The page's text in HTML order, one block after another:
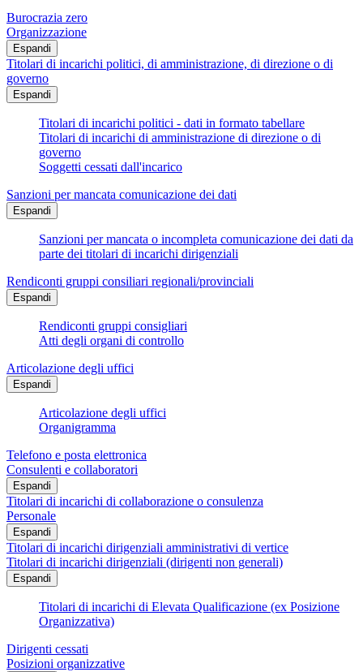
Burocrazia zero
Organizzazione
Espandi
Titolari di incarichi politici, di amministrazione, di direzione o di
governo
Espandi
Titolari di incarichi politici - dati in formato tabellare
Titolari di incarichi di amministrazione di direzione o di
governo
Soggetti cessati dall'incarico
Sanzioni per mancata comunicazione dei dati
Espandi
Sanzioni per mancata o incompleta comunicazione dei dati da
parte dei titolari di incarichi dirigenziali
Rendiconti gruppi consiliari regionali/provinciali
Espandi
Rendiconti gruppi consigliari
Atti degli organi di controllo
Articolazione degli uffici
Espandi
Articolazione degli uffici
Organigramma
Telefono e posta elettronica
Consulenti e collaboratori
Espandi
Titolari di incarichi di collaborazione o consulenza
Personale
Espandi
Titolari di incarichi dirigenziali amministrativi di vertice
Titolari di incarichi dirigenziali (dirigenti non generali)
Espandi
Titolari di incarichi di Elevata Qualificazione (ex Posizione
Organizzativa)
Dirigenti cessati
Posizioni organizzative